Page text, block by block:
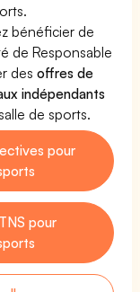
bénéficier de
de Responsable
desoffres de
indépendants
de sports.
pour
pour